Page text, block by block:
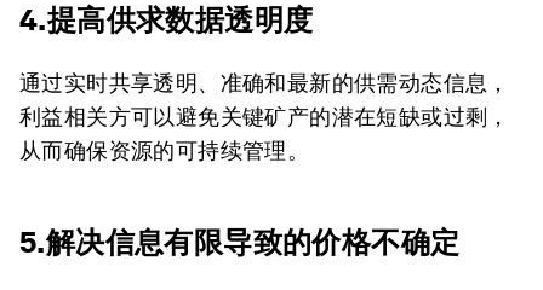
4.提高供求数据透明度
通过实时共享透明、准确和最新的供需动态信息，
利益相关方可以避免关键矿产的潜在短缺或过剩，
从而确保资源的可持续管理。
5.解决信息有限导致的价格不确定